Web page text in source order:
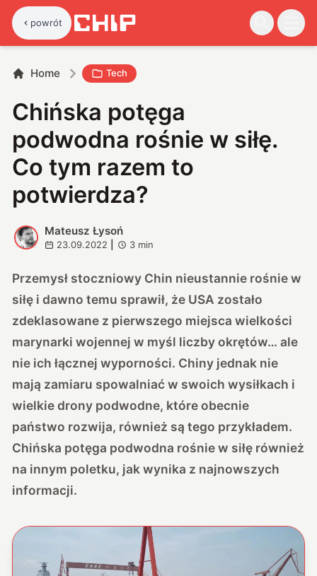
powrót
Home Tech
Chińska potęga
podwodna rośnie w siłę.
Co tym razem to
potwierdza?
M
Mateusz Łysoń
23.09.2022 3 min
Przemysł stoczniowy Chin nieustannie rośnie w
siłę i dawno temu sprawił, że USA zostało
zdeklasowane z pierwszego miejsca wielkości
marynarki wojennej w myśl liczby okrętów… ale
nie ich łącznej wyporności. Chiny jednak nie
mają zamiaru spowalniać w swoich wysiłkach i
wielkie drony podwodne, które obecnie
państwo rozwija, również są tego przykładem.
Chińska potęga podwodna rośnie w siłę również
na innym poletku, jak wynika z najnowszych
informacji.